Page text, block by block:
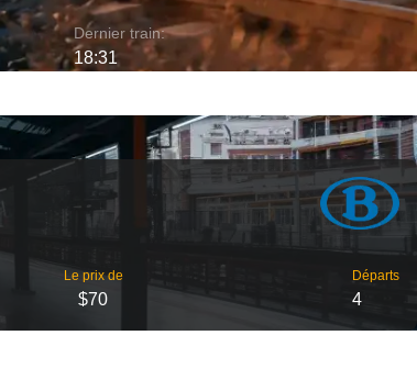
Dernier train:
18:31
Le prix de
$70
Départs
4